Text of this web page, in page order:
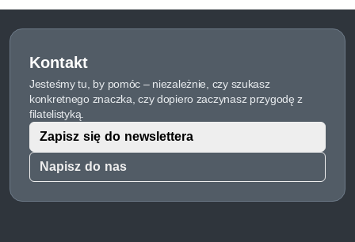
Kontakt
Jesteśmy tu, by pomóc – niezależnie, czy szukasz
konkretnego znaczka, czy dopiero zaczynasz przygodę z
filatelistyką.
Napisz do nas
Zapisz się do newslettera